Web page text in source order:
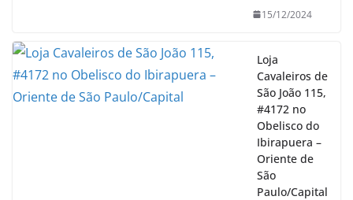
15/12/2024
Loja
Cavaleiros de
São João 115,
#4172 no
Obelisco do
Ibirapuera –
Oriente de
São
Paulo/Capital